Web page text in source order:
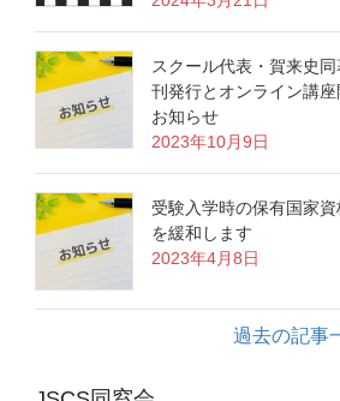
スクール代表・賀来史
刊発行とオンライン講
お知らせ
2023年10月9日
受験入学時の保有国家
を緩和します
2023年4月8日
過去の記事